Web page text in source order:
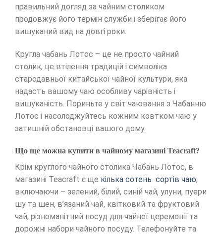
правильний догляд за чайним столиком
продовжує його термін служби і зберігає його
вишуканий вид на довгі роки.
Кругла чабань Лотос – це не просто чайний
столик, це втілення традицій і символіка
стародавньої китайської чайної культури, яка
надасть вашому чаю особливу чарівність і
вишуканість. Пориньте у світ чаювання з Чабанню
Лотос і насолоджуйтесь кожним ковтком чаю у
затишній обстановці вашого дому.
Що ще можна купити в чайному магазині Teacraft?
Крім круглого чайного столика Чабань Лотос, в
магазині Teacraft є ще кілька сотень сортів чаю,
включаючи – зелений, білий, синій чай, улуни, пуери
шу та шен, в’язаний чай, квітковий та фруктовий
чай, різноманітний посуд для чайної церемонії та
дорожні набори чайного посуду. Телефонуйте та